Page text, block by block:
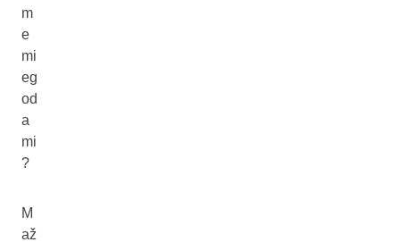
m
e
mi
eg
od
a
mi
?
M
až